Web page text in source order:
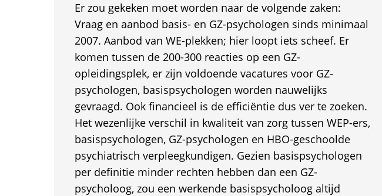
Er zou gekeken moet worden naar de volgende zaken: 
Vraag en aanbod basis- en GZ-psychologen sinds minimaal
2007. Aanbod van WE-plekken; hier loopt iets scheef. Er
komen tussen de 200-300 reacties op een GZ-
opleidingsplek, er zijn voldoende vacatures voor GZ-
psychologen, basispsychologen worden nauwelijks
gevraagd. Ook financieel is de efficiëntie dus ver te zoeken. 
Het wezenlijke verschil in kwaliteit van zorg tussen WEP-ers,
basispsychologen, GZ-psychologen en HBO-geschoolde
psychiatrisch verpleegkundigen. Gezien basispsychologen
per definitie minder rechten hebben dan een GZ-
psycholoog, zou een werkende basispsycholoog altijd